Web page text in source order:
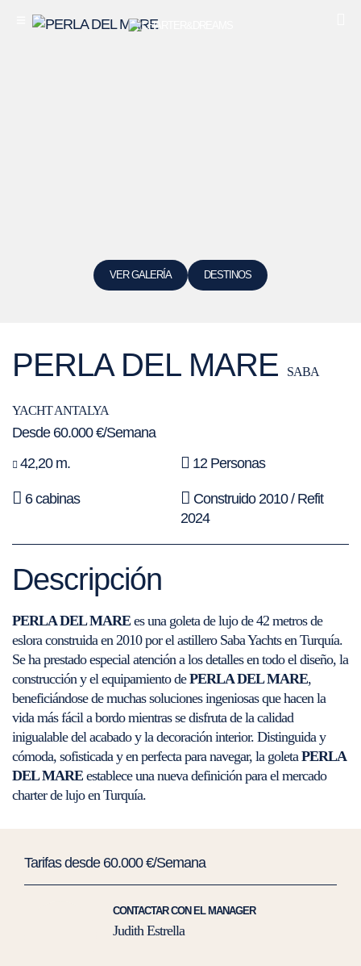
VER GALERÍA DESTINOS
PERLA DEL MARE SABA
YACHT ANTALYA
Desde 60.000 €/Semana
42,20 m.
12 Personas
6 cabinas
Construido 2010 / Refit
2024
Descripción
PERLA DEL MARE es una goleta de lujo de 42 metros de
eslora construida en 2010 por el astillero Saba Yachts en Turquía.
Se ha prestado especial atención a los detalles en todo el diseño, la
construcción y el equipamiento dePERLA DEL MARE,
beneficiándose de muchas soluciones ingeniosas que hacen la
vida más fácil a bordo mientras se disfruta de la calidad
inigualable del acabado y la decoración interior. Distinguida y
cómoda, sofisticada y en perfecta para navegar, la goletaPERLA
DEL MARE establece una nueva definición para el mercado
charter de lujo en Turquía.
Tarifas desde 60.000 €/Semana
CONTACTAR CON EL MANAGER
Judith Estrella